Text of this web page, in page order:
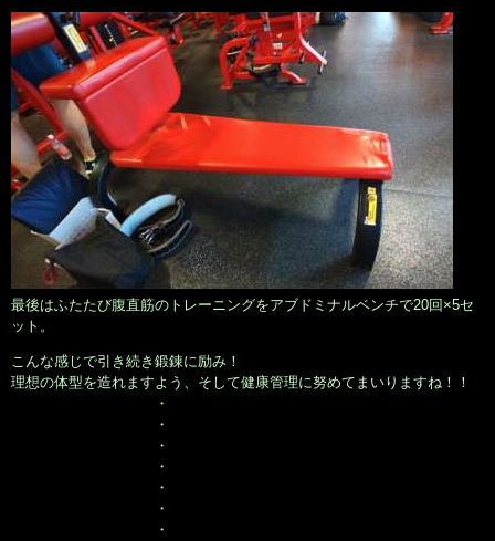
最後はふたたび腹直筋のトレーニングをアブドミナルベンチで20回×5セ
ット。
こんな感じで引き続き鍛錬に励み！
理想の体型を造れますよう、そして健康管理に努めてまいりますね！！
・
・
・
・
・
・
・